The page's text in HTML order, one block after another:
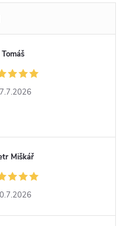
Tomáš
Miškář